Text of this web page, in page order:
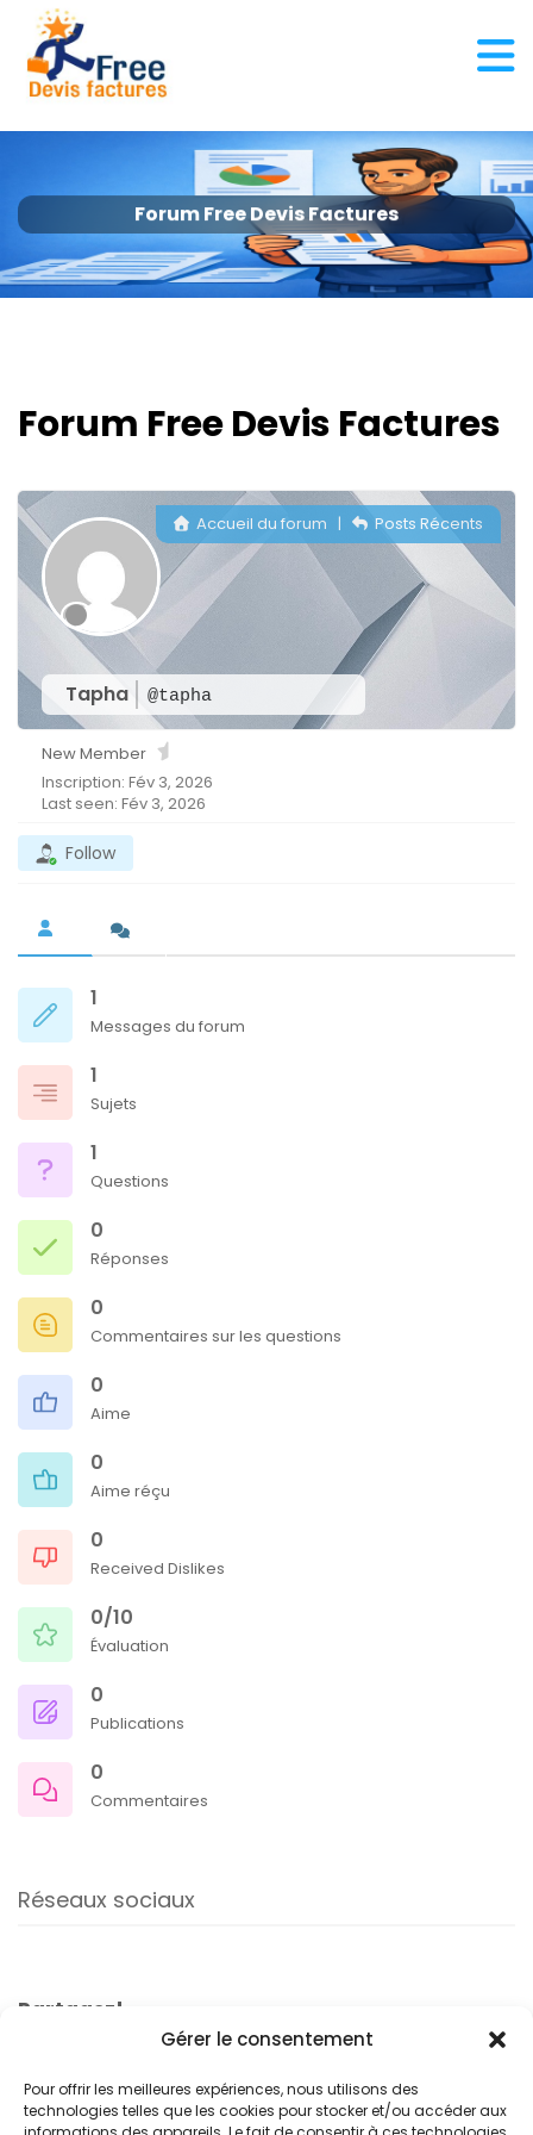
Gérer le consentement
Pour offrir les meilleures expériences, nous utilisons des
technologies telles que les cookies pour stocker et/ou accéder aux
Forum Free Devis Factures
Forum Free Devis Factures
Tapha @tapha
Accueil du forum | Posts Récents
New Member
Inscription: Fév 3, 2026
Last seen: Fév 3, 2026
Follow
1
Messages du forum
1
Sujets
1
Questions
0
Réponses
0
Commentaires sur les questions
0
Aime
0
Aime réçu
0
Received Dislikes
0/10
Évaluation
0
Publications
0
Commentaires
Réseaux sociaux
Partagez!